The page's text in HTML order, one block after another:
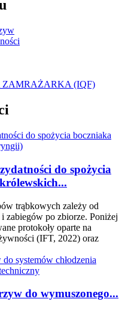
(IQF)
do spożycia
trąbkowych zależy od
zabiegów po zbiorze. Poniżej
protokoły oparte na
(IFT, 2022) oraz
do wymuszonego...